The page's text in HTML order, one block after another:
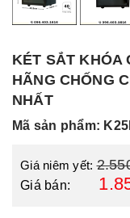
KÉT SẮT KHÓA
HÃNG CHỐNG
NHẤT
Mã sản phẩm:
Giá niêm yết:
Giá bán: